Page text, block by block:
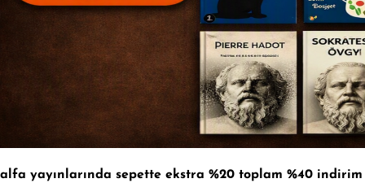
alfa yayınlarında sepette ekstra %20 toplam %40 indirim